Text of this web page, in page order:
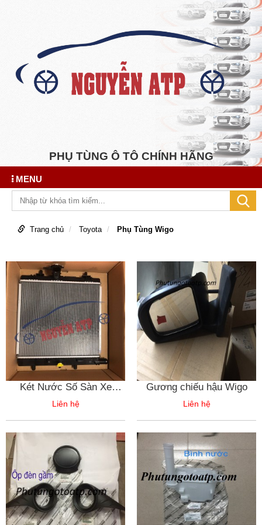
PHỤ TÙNG Ô TÔ CHÍNH HÃNG
MENU
Trang chủ Toyota Phụ Tùng Wigo
Két Nước Số Sàn Xe
Toyota Wigo
Liên hệ
Gương chiếu hậu Wigo
Liên hệ